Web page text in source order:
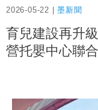
2026-05-22 |墨新聞
育兒建設再升
營托嬰中心聯